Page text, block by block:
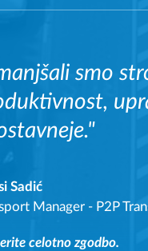
smo
Sadić
Manager - P2P
celotno zgodbo.